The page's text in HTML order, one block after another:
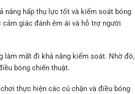
năng hấp thụ lực tốt và kiểm soát bóng
giác đánh êm ái và hỗ trợ người
làm mất đi khả năng kiểm soát. Nhờ đó,
bóng chiến thuật.
thực hiện các cú chặn và điều bóng